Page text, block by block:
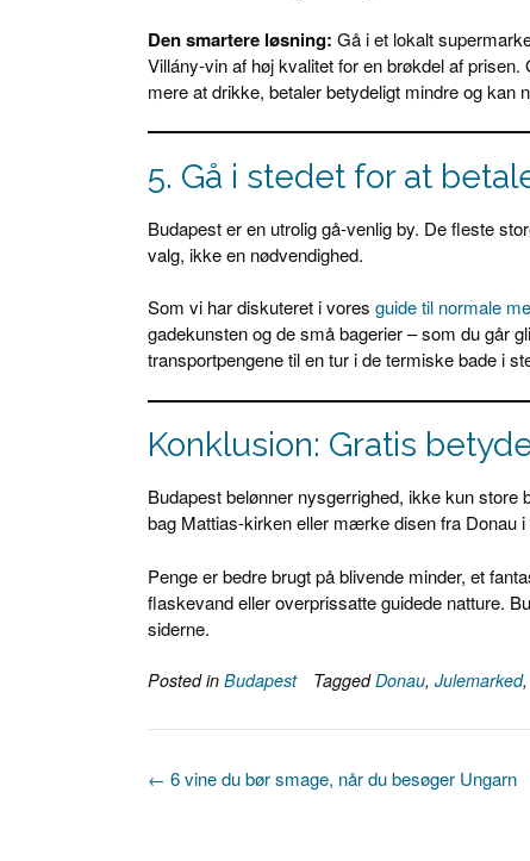
Den smartere løsning: Gå i et lokalt
Villány-vin af høj kvalitet for en brøkdel af
mere at drikke, betaler betydeligt mindre og kan
5. Gå i stedet for at
Budapest er en utrolig gå-venlig by. De fleste
valg, ikke en nødvendighed.
Som vi har diskuteret i vores guide til normale
gadekunsten og de små bagerier – som du går
transportpengene til en tur i de termiske bade i
Konklusion: Gratis
Budapest belønner nysgerrighed, ikke kun
bag Mattias-kirken eller mærke disen fra Donau
Penge er bedre brugt på blivende minder, et
flaskevand eller overprissatte guidede natture.
siderne.
Posted in Budapest TaggedDonau, Julemarked,
Post
← 6 vine du bør smage, når du besøger Ungarn